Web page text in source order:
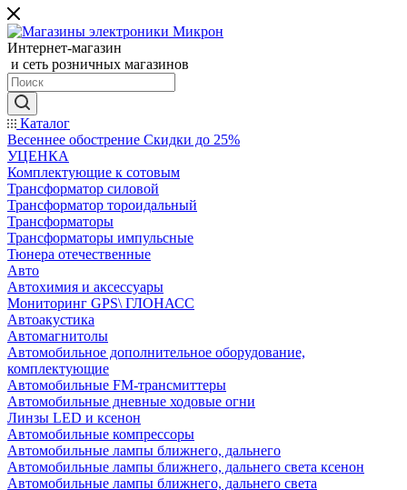
Интернет-магазин
и сеть розничных магазинов
Каталог
Весеннее обострение Скидки до 25%
УЦЕНКА
Комплектующие к сотовым
Трансформатор силовой
Трансформатор тороидальный
Трансформаторы
Трансформаторы импульсные
Тюнера отечественные
Авто
Автохимия и аксессуары
Мониторинг GPS\ ГЛОНАСС
Автоакустика
Автомагнитолы
Автомобильное дополнительное оборудование,
комплектующие
Автомобильные FM-трансмиттеры
Автомобильные дневные ходовые огни
Линзы LED и ксенон
Автомобильные компрессоры
Автомобильные лампы ближнего, дальнего
Автомобильные лампы ближнего, дальнего света ксенон
Автомобильные лампы ближнего, дальнего света